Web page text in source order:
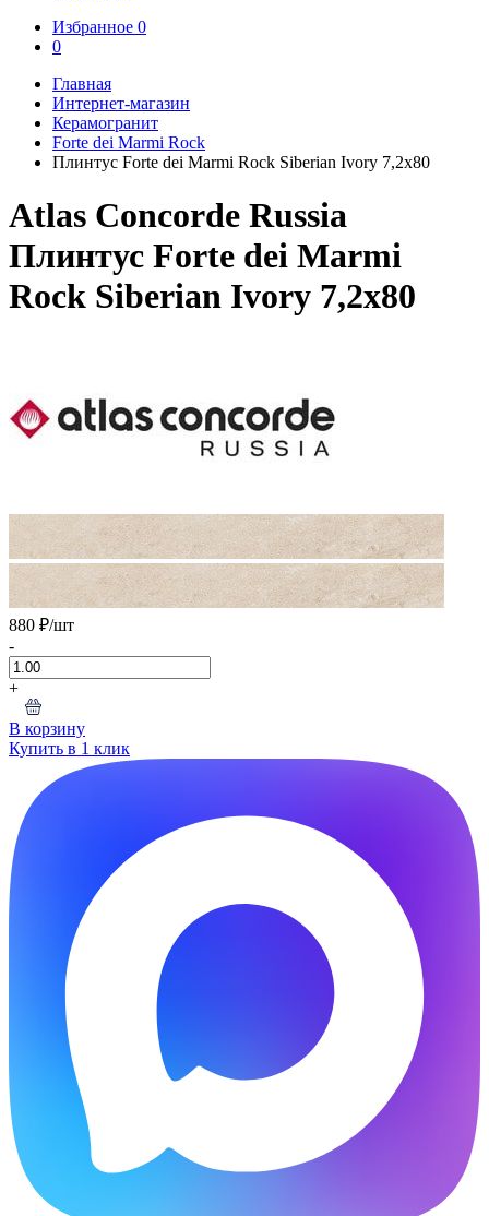
Избранное 0
0
Главная
Интернет-магазин
Керамогранит
Forte dei Marmi Rock
Плинтус Forte dei Marmi Rock Siberian Ivory 7,2x80
Atlas Concorde Russia
Плинтус Forte dei Marmi
Rock Siberian Ivory 7,2x80
880 ₽/шт
-
+
В корзину
Купить в 1 клик